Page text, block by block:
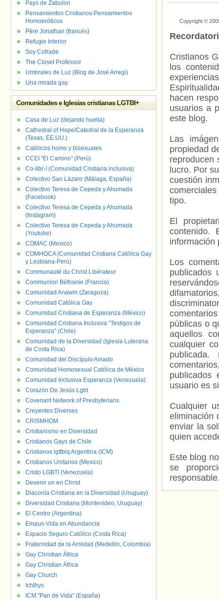
Copyright ©
Cristianos
los
hacen
usuarios a
este blog.
Las
propiedad
reproducen
lucro. Por
cuestión
tipo.
El
contenido.
información
Los
publicados
públicas o
aquellos
cualquier
usuario es
Cualquier
eliminación
enviar la
quien
Este blog
se
Pays de Zabulon
Pensamientos Cristianos-Pensamientos
Homoeróticos
Père Jonathan (francés)
Refugio Interior
Soy Cofrade
The Closet Professor
Umbrales de Luz (Blog de José Arregi)
Una mirada gay
Comunidades e Iglesias cristianas LGTBI+
Casa de Luz (dejando huella)
Cathedral of Hope/Catedral de la Esperanza
(Texas, EE.UU.)
Católicos homo y bisexuales
CCEI "El Camino" (Perú)
Co-libr-í (Comunidad Cristiana inclusiva)
Colectivo San Lázaro (Málaga, España)
Colectivo Teresa de Cepeda y Ahumada
(Facebook)
Colectivo Teresa de Cepeda y Ahumada
(Instagram)
Colectivo Teresa de Cepeda y Ahumada
(Youtube)
COMAC (Mexico)
COMHOCA (Comunidad Cristiana Católica Gay
y Lesbiana-Perú)
Communauté du Christ Libérateur
Communion Béthanie (Francia)
Comunidad Anawin (Zaragoza)
Comunidad Católica Gay
Comunidad Cristiana de Esperanza (México)
Comunidad Cristiana Inclusiva "Testigos de
Esperanza" (Chile)
Comunidad de la Diversidad (Iglesia Luterana
de Costa Rica)
Comunidad del Discípulo Amado
Comunidad Homosexual Católica de México
Comunidad Inclusiva Esperanza (Venezuela)
Corazón De Jesús Lgbt
Covenant Network of Presbyterians
Creyentes Diverses
CRISMHOM
Cristianismo en Diversidad
Cristianos Gays de Chile
Cristianos lgttbiq Argentina (ICM)
Cristianos Unitarios (Mexico)
Cristo LGBTI (Venezuela)
Devenir un en Christ
Diaconía Cristiana en la Diversidad (Uruguay)
Diversidad Cristiana (Montevideo, Uruguay)
El Centro (Argentina)
Emaus-Vida en Abundancia
Espacio Seguro Católico (Costa Rica)
Fraternidad de la Amistad (Medellin, Colombia)
Gay Christian África
Gay Christian África
Gay Church
Ichthys
ICM "Pan de Vida" (España)